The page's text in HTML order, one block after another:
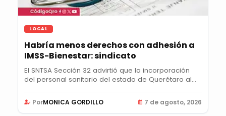
LOCAL
Habría menos derechos con adhesión a
IMSS-Bienestar: sindicato
El SNTSA Sección 32 advirtió que la incorporación
del personal sanitario del estado de Querétaro al...
PorMONICA GORDILLO 7 de agosto, 2026